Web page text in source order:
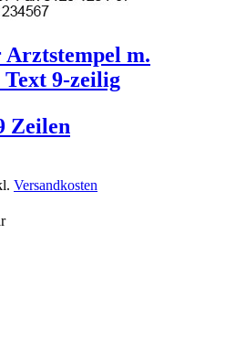
m.
9-zeilig
Zeilen
Versandkosten